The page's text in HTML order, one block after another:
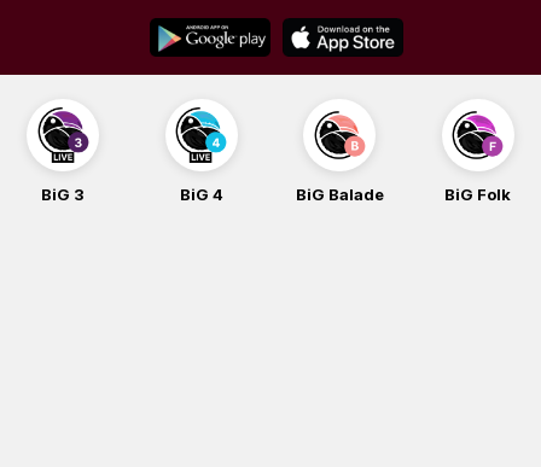
content
BiG 3 BiG 4 BiG Balade BiG Folk